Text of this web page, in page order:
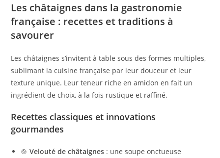
Les châtaignes dans la gastronomie
française : recettes et traditions à
savourer
Les châtaignes s’invitent à table sous des formes multiples,
sublimant la cuisine française par leur douceur et leur
texture unique. Leur teneur riche en amidon en fait un
ingrédient de choix, à la fois rustique et raffiné.
Recettes classiques et innovations
gourmandes
🍲Velouté de châtaignes : une soupe onctueuse